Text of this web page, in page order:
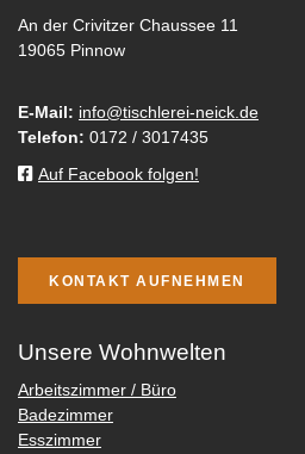
An der Crivitzer Chaussee 11
19065 Pinnow
E-Mail: info@tischlerei-neick.de
Telefon: 0172 / 3017435
Auf Facebook folgen!
KONTAKT AUFNEHMEN
Unsere Wohnwelten
Arbeitszimmer / Büro
Badezimmer
Esszimmer